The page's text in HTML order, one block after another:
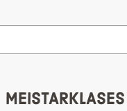
MEISTARKLASES